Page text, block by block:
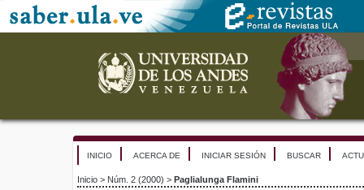
INICIO ACERCA DE INICIAR SESIÓN BUSCAR
Inicio > Núm. 2 (2000) > Paglialunga Flamini